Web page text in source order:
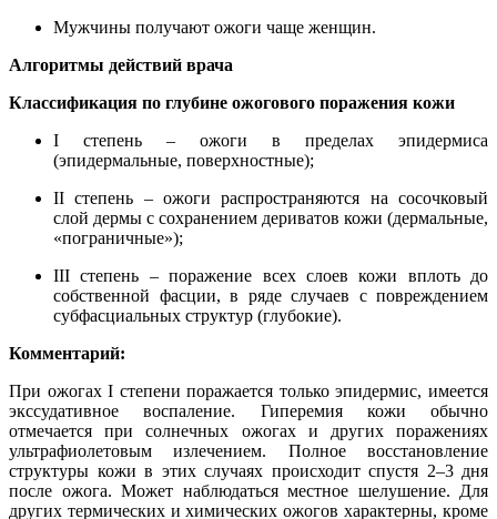
Мужчины получают ожоги чаще женщин.
Алгоритмы действий врача
Классификация по глубине ожогового поражения кожи
I степень – ожоги в пределах эпидермиса
(эпидермальные, поверхностные);
II степень – ожоги распространяются на сосочковый
слой дермы с сохранением дериватов кожи (дермальные,
«пограничные»);
III степень – поражение всех слоев кожи вплоть до
собственной фасции, в ряде случаев с повреждением
субфасциальных структур (глубокие).
Комментарий:
При ожогах I степени поражается только эпидермис, имеется
экссудативное воспаление. Гиперемия кожи обычно
отмечается при солнечных ожогах и других поражениях
ультрафиолетовым излечением. Полное восстановление
структуры кожи в этих случаях происходит спустя 2–3 дня
после ожога. Может наблюдаться местное шелушение. Для
других термических и химических ожогов характерны, кроме